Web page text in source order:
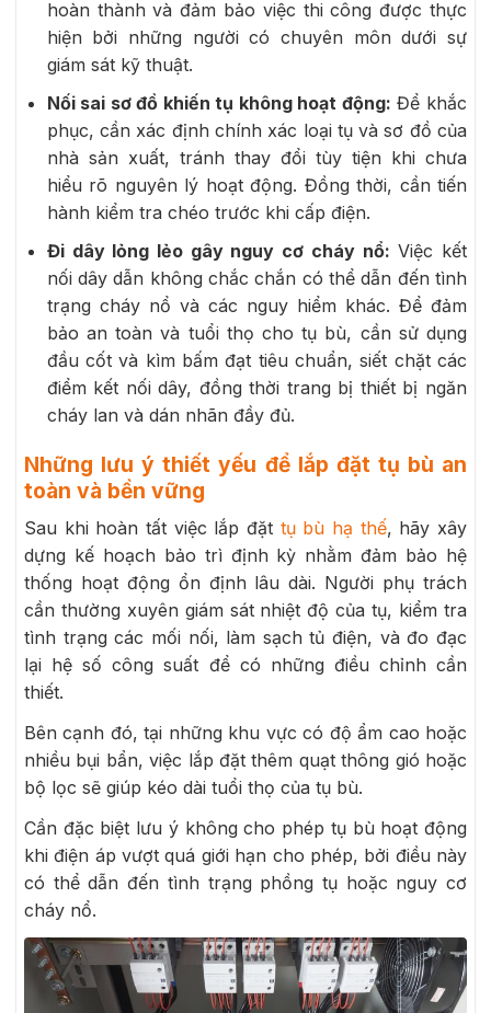
hoàn thành và đảm bảo việc thi công được thực
hiện bởi những người có chuyên môn dưới sự
giám sát kỹ thuật.
Nối sai sơ đồ khiến tụ không hoạt động: Để khắc
phục, cần xác định chính xác loại tụ và sơ đồ của
nhà sản xuất, tránh thay đổi tùy tiện khi chưa
hiểu rõ nguyên lý hoạt động. Đồng thời, cần tiến
hành kiểm tra chéo trước khi cấp điện.
Đi dây lỏng lẻo gây nguy cơ cháy nổ: Việc kết
nối dây dẫn không chắc chắn có thể dẫn đến tình
trạng cháy nổ và các nguy hiểm khác. Để đảm
bảo an toàn và tuổi thọ cho tụ bù, cần sử dụng
đầu cốt và kìm bấm đạt tiêu chuẩn, siết chặt các
điểm kết nối dây, đồng thời trang bị thiết bị ngăn
cháy lan và dán nhãn đầy đủ.
Những lưu ý thiết yếu để lắp đặt tụ bù an
toàn và bền vững
Sau khi hoàn tất việc lắp đặt tụ bù hạ thế, hãy xây
dựng kế hoạch bảo trì định kỳ nhằm đảm bảo hệ
thống hoạt động ổn định lâu dài. Người phụ trách
cần thường xuyên giám sát nhiệt độ của tụ, kiểm tra
tình trạng các mối nối, làm sạch tủ điện, và đo đạc
lại hệ số công suất để có những điều chỉnh cần
thiết.
Bên cạnh đó, tại những khu vực có độ ẩm cao hoặc
nhiều bụi bẩn, việc lắp đặt thêm quạt thông gió hoặc
bộ lọc sẽ giúp kéo dài tuổi thọ của tụ bù.
Cần đặc biệt lưu ý không cho phép tụ bù hoạt động
khi điện áp vượt quá giới hạn cho phép, bởi điều này
có thể dẫn đến tình trạng phồng tụ hoặc nguy cơ
cháy nổ.